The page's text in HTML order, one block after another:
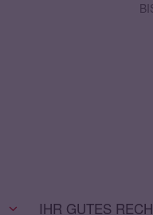
IHR GUTES